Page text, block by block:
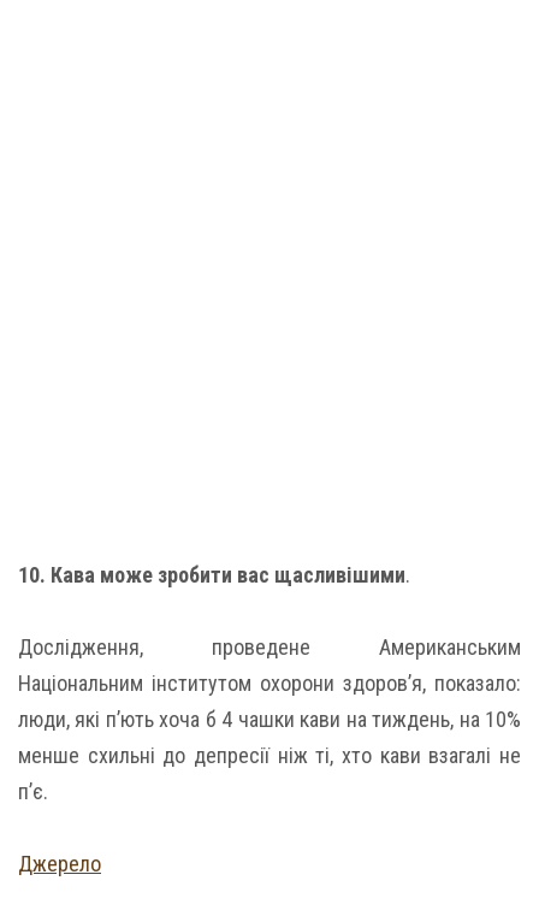
10. Кава може зробити вас щасливішими.
Дослідження, проведене Американським
Національним інститутом охорони здоров’я, показало:
люди, які п’ють хоча б 4 чашки кави на тиждень, на 10%
менше схильні до депресії ніж ті, хто кави взагалі не
п’є.
Джерело